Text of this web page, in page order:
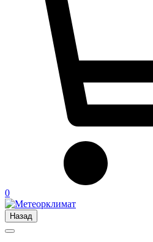
0
Назад